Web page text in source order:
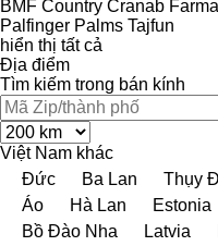
BMF Country Cranab Farma
Palfinger Palms Tajfun
hiển thị tất cả
Địa điểm
Tìm kiếm trong bán kính
Việt Nam khác
Đức
Ba Lan Thụy
Áo
Hà Lan Estonia
Bồ Đào Nha
Latvia